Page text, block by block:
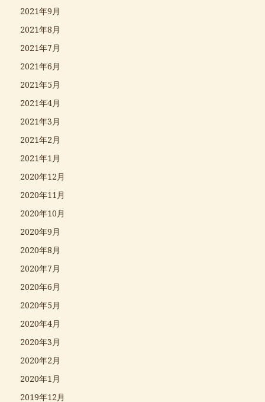
2021年9月
2021年8月
2021年7月
2021年6月
2021年5月
2021年4月
2021年3月
2021年2月
2021年1月
2020年12月
2020年11月
2020年10月
2020年9月
2020年8月
2020年7月
2020年6月
2020年5月
2020年4月
2020年3月
2020年2月
2020年1月
2019年12月